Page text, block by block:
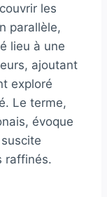
les
parallèle,
lieu à une
ajoutant
exploré
Le terme,
évoque
raffinés.